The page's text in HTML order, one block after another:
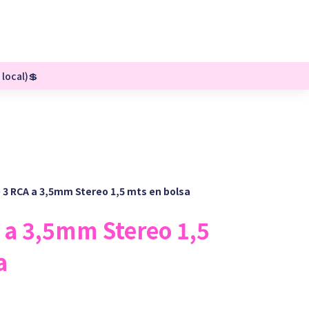
3 RCA a 3,5mm Stereo 1,5 mts en bolsa
a 3,5mm Stereo 1,5